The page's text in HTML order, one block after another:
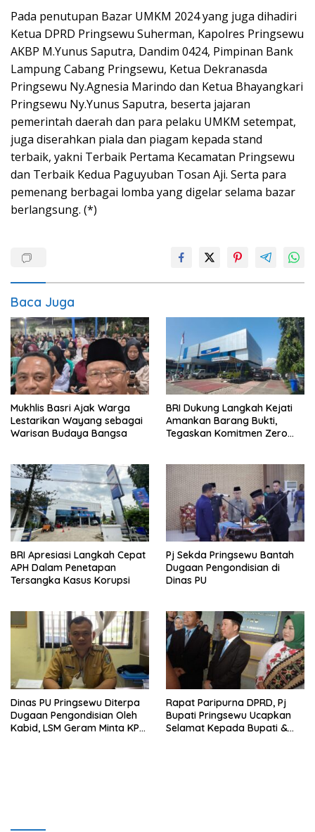
Pada penutupan Bazar UMKM 2024 yang juga dihadiri
Ketua DPRD Pringsewu Suherman, Kapolres Pringsewu
AKBP M.Yunus Saputra, Dandim 0424, Pimpinan Bank
Lampung Cabang Pringsewu, Ketua Dekranasda
Pringsewu Ny.Agnesia Marindo dan Ketua Bhayangkari
Pringsewu Ny.Yunus Saputra, beserta jajaran
pemerintah daerah dan para pelaku UMKM setempat,
juga diserahkan piala dan piagam kepada stand
terbaik, yakni Terbaik Pertama Kecamatan Pringsewu
dan Terbaik Kedua Paguyuban Tosan Aji. Serta para
pemenang berbagai lomba yang digelar selama bazar
berlangsung. (*)
Baca Juga
Mukhlis Basri Ajak Warga
Lestarikan Wayang sebagai
Warisan Budaya Bangsa
BRI Dukung Langkah Kejati
Amankan Barang Bukti,
Tegaskan Komitmen Zero
BRI Apresiasi Langkah Cepat
APH Dalam Penetapan
Tersangka Kasus Korupsi
Pj Sekda Pringsewu Bantah
Dugaan Pengondisian di
Dinas PU
Dinas PU Pringsewu Diterpa
Dugaan Pengondisian Oleh
Kabid, LSM Geram Minta KPK
Rapat Paripurna DPRD, Pj
Bupati Pringsewu Ucapkan
Selamat Kepada Bupati &